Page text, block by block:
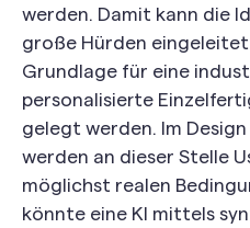
werden. Damit kann die
große Hürden
Grundlage für eine
personalisierte
gelegt werden. Im
werden an dieser Stelle
möglichst realen
könnte eine KI mittels